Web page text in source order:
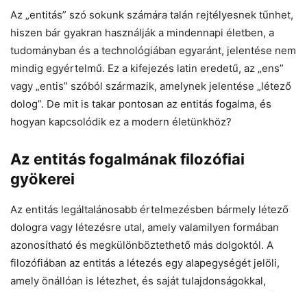
Az „entitás” szó sokunk számára talán rejtélyesnek tűnhet,
hiszen bár gyakran használják a mindennapi életben, a
tudományban és a technológiában egyaránt, jelentése nem
mindig egyértelmű. Ez a kifejezés latin eredetű, az „ens”
vagy „entis” szóból származik, amelynek jelentése „létező
dolog”. De mit is takar pontosan az entitás fogalma, és
hogyan kapcsolódik ez a modern életünkhöz?
Az entitás fogalmának filozófiai
gyökerei
Az entitás legáltalánosabb értelmezésben bármely létező
dologra vagy létezésre utal, amely valamilyen formában
azonosítható és megkülönböztethető más dolgoktól. A
filozófiában az entitás a létezés egy alapegységét jelöli,
amely önállóan is létezhet, és saját tulajdonságokkal,